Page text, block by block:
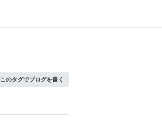
このタグでブログを書く